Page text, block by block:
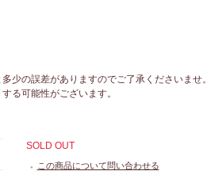
少の誤差がありますのでご了承くださいませ。
る可能性がございます。
SOLD OUT
● この商品について問い合わせる